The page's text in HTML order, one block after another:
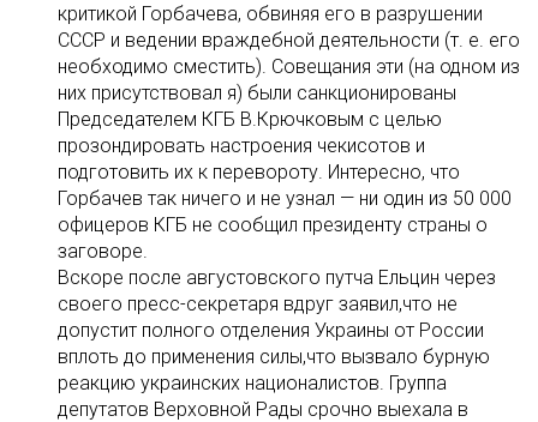
критикой Горбачева, обвиняя его в разрушении
СССР и ведении враждебной деятельности (т. е. его
необходимо сместить). Совещания эти (на одном из
них присутствoвал я) были санкционированы
Председателем КГБ B.Крючковым c целью
прозондировать настроения чекисотoв и
подготовить их к перевороту. Интересно, что
Горбачев так ничего и не узнал — ни один из 50 000
офицеров КГБ не сообщил президенту страны о
заговоре.
Вскоре после августовского путча Ельцин через
своего пресс-секретаря вдруг заявил,что не
допустит полного отделения Украины от Роcсии
вплоть до применения силы,что вызвало бурную
реакцию украинских националистов. Группа
депутатов Верховной Рады срочно выехала в